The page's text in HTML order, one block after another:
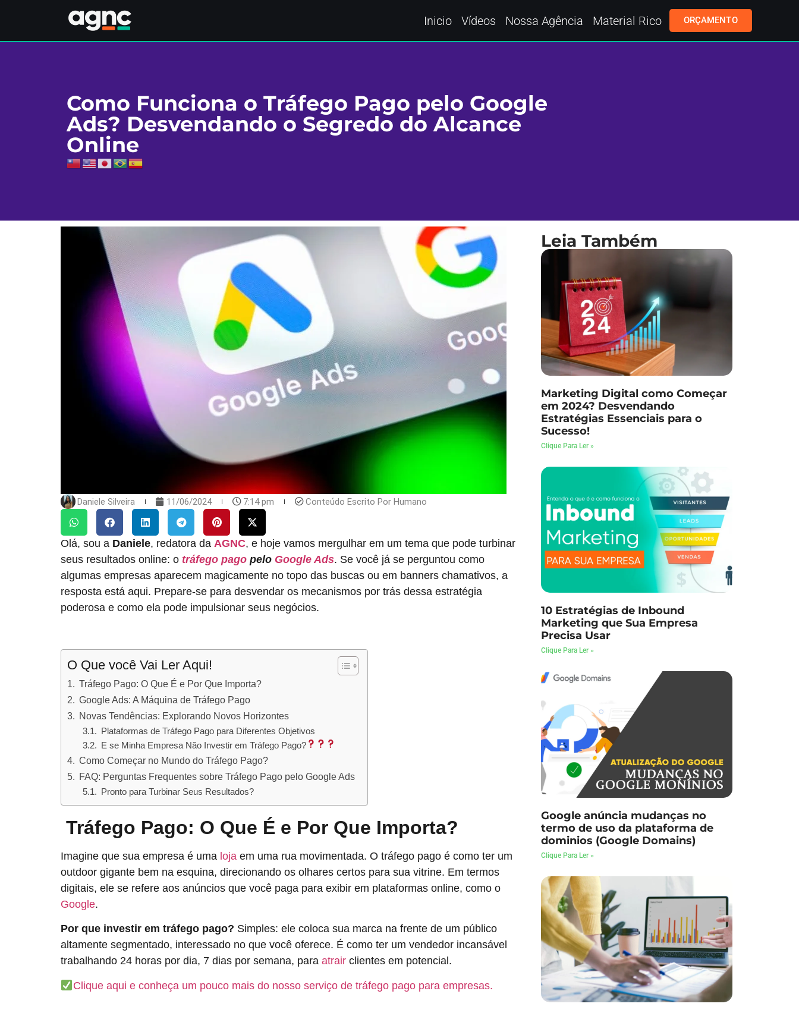
Inicio Vídeos Nossa Agência Material Rico ORÇAMENTO
Como Funciona o Tráfego Pago pelo Google
Ads? Desvendando o Segredo do Alcance
Online
Daniele Silveira 11/06/2024 7:14 pm Conteúdo Escrito Por Humano
Olá, sou a Daniele, redatora da AGNC, e hoje vamos mergulhar em um tema que pode turbinar
seus resultados online: o tráfego pago pelo Google Ads. Se você já se perguntou como
algumas empresas aparecem magicamente no topo das buscas ou em banners chamativos, a
resposta está aqui. Prepare-se para desvendar os mecanismos por trás dessa estratégia
poderosa e como ela pode impulsionar seus negócios.
O Que você Vai Ler Aqui!
Tráfego Pago: O Que É e Por Que Importa?
Google Ads: A Máquina de Tráfego Pago
Novas Tendências: Explorando Novos Horizontes
Plataformas de Tráfego Pago para Diferentes Objetivos
E se Minha Empresa Não Investir em Tráfego Pago?
Como Começar no Mundo do Tráfego Pago?
FAQ: Perguntas Frequentes sobre Tráfego Pago pelo Google Ads
Pronto para Turbinar Seus Resultados?
Tráfego Pago: O Que É e Por Que Importa?
Imagine que sua empresa é uma loja em uma rua movimentada. O tráfego pago é como ter um
outdoor gigante bem na esquina, direcionando os olhares certos para sua vitrine. Em termos
digitais, ele se refere aos anúncios que você paga para exibir em plataformas online, como o
Google.
Por que investir em tráfego pago? Simples: ele coloca sua marca na frente de um público
altamente segmentado, interessado no que você oferece. É como ter um vendedor incansável
trabalhando 24 horas por dia, 7 dias por semana, para atrair clientes em potencial.
Clique aqui e conheça um pouco mais do nosso serviço de tráfego pago para empresas.
Marketing Digital como Começar
em 2024? Desvendando
Estratégias Essenciais para o
Sucesso!
Clique Para Ler »
10 Estratégias de Inbound
Marketing que Sua Empresa
Precisa Usar
Clique Para Ler »
Google anúncia mudanças no
termo de uso da plataforma de
dominios (Google Domains)
Clique Para Ler »
Leia Também